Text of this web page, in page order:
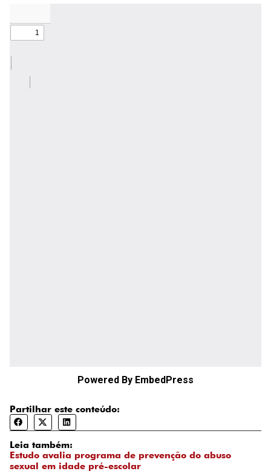
Powered By EmbedPress
Partilhar este conteúdo:
Leia também:
Estudo avalia programa de prevenção do abuso
sexual em idade pré-escolar